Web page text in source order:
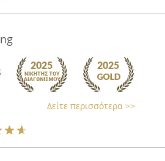
Δείτε περισσότερα >>